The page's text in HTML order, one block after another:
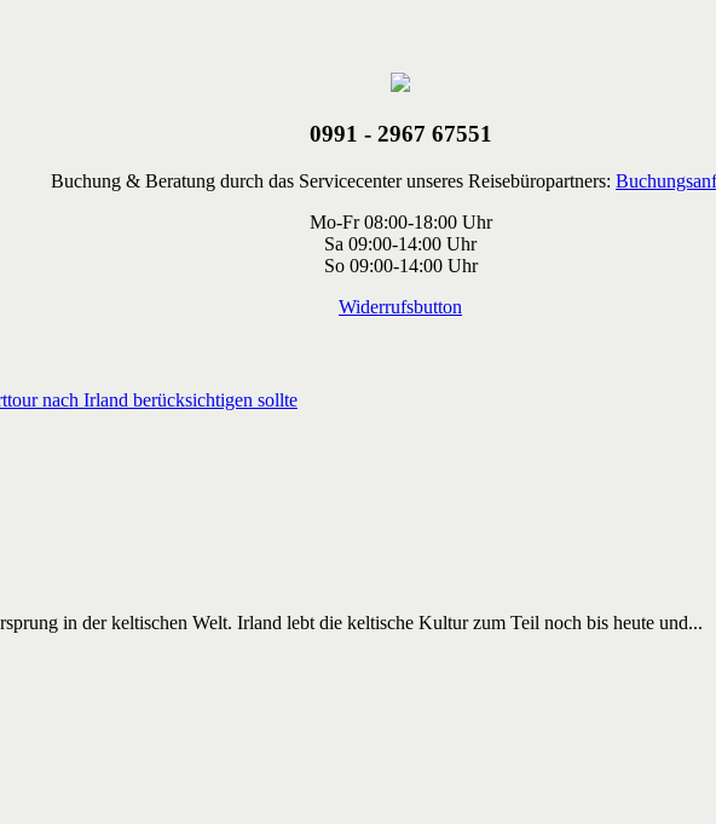
0991 - 2967 67551
Buchung & Beratung durch das Servicecenter unseres Reisebüropartners:
Mo-Fr 08:00-18:00 Uhr
Sa 09:00-14:00 Uhr
So 09:00-14:00 Uhr
Widerrufsbutton
nach Irland berücksichtigen sollte
in der keltischen Welt. Irland lebt die keltische Kultur zum Teil noch bis heute und...